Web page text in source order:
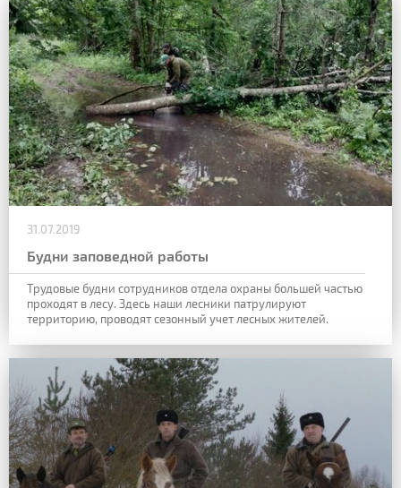
31.07.2019
Будни заповедной работы
Трудовые будни сотрудников отдела охраны большей частью
проходят в лесу. Здесь наши лесники патрулируют
территорию, проводят сезонный учет лесных жителей.